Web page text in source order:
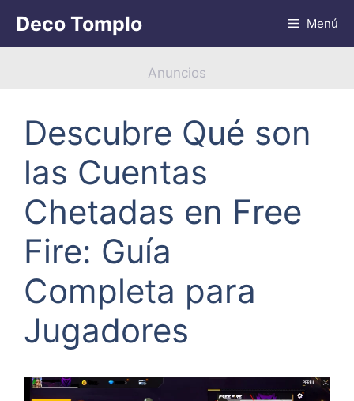
contenido
Deco Tomplo Menú
Anuncios
Descubre Qué son
las Cuentas
Chetadas en Free
Fire: Guía
Completa para
Jugadores